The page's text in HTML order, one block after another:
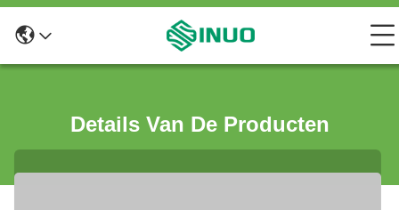
Details Van De Producten